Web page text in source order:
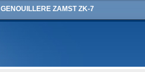
GENOUILLERE ZAMST ZK-7